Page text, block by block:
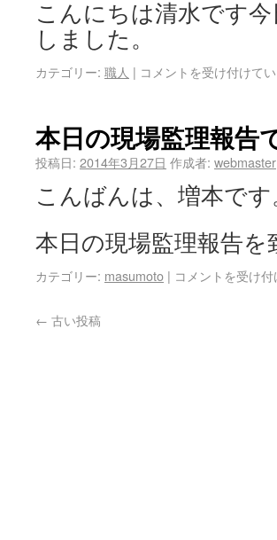
こんにちは清水です
しました。
カテゴリー: 職人 | コメントを受け付けて
本日の現場監理報告
投稿日: 2014年3月27日 作成者: webmaster
こんばんは、増本です
本日の現場監理報告を
カテゴリー: masumoto | コメントを受け
← 古い投稿